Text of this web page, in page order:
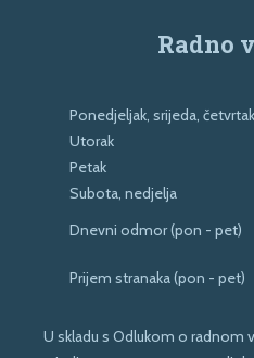
Radno
Ponedjeljak, srijeda, četvrtak
Utorak
Petak
Subota, nedjelja
Dnevni odmor (pon - pet)
Prijem stranaka (pon - pet)
U skladu s Odlukom o radnom